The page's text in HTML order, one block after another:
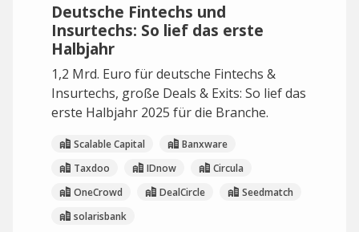
Deutsche Fintechs und
Insurtechs: So lief das erste
Halbjahr
1,2 Mrd. Euro für deutsche Fintechs &
Insurtechs, große Deals & Exits: So lief das
erste Halbjahr 2025 für die Branche.
Scalable Capital
Banxware
Taxdoo
IDnow
Circula
OneCrowd
DealCircle
Seedmatch
solarisbank